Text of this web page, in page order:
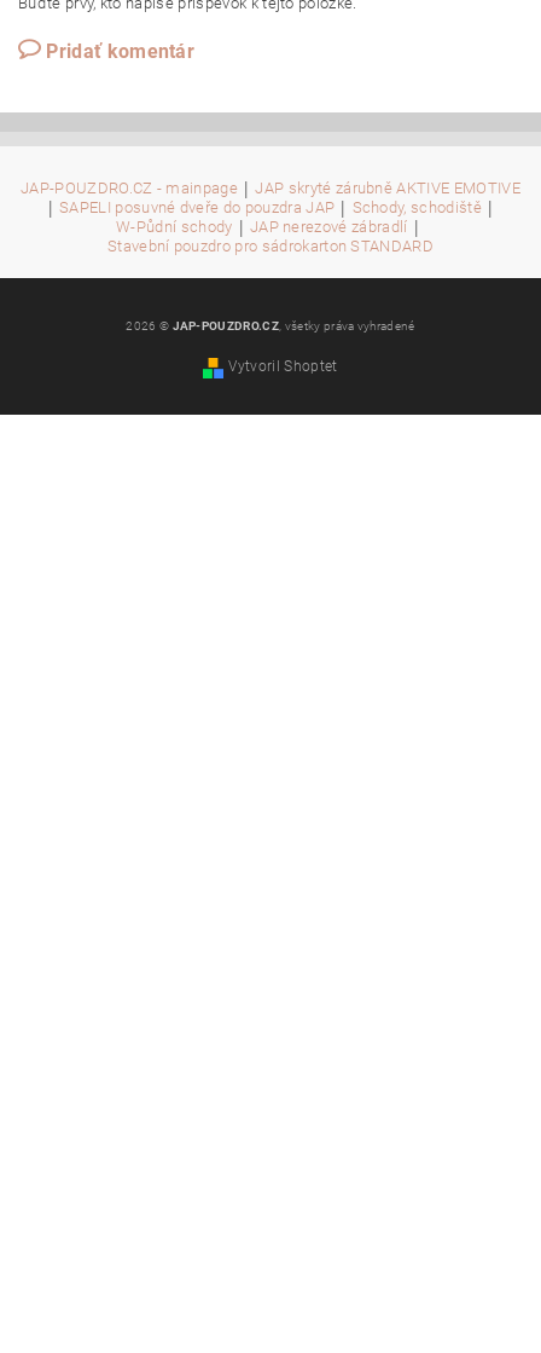
Pridať komentár
JAP-POUZDRO.CZ - mainpage | JAP skryté zárubně AKTIVE EMOTIVE
| SAPELI posuvné dveře do pouzdra JAP | Schody, schodiště |
W-Půdní schody | JAP nerezové zábradlí |
Stavební pouzdro pro sádrokarton STANDARD
2026 © JAP-POUZDRO.CZ , všetky práva vyhradené
Vytvoril Shoptet